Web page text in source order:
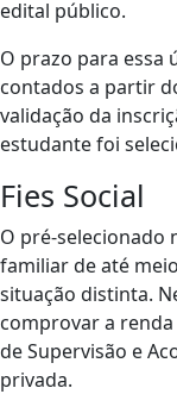
edital público.
O prazo para essa
contados a partir
validação da
estudante foi
Fies Social
O pré-selecionado
familiar de até
situação distinta.
comprovar a
de Supervisão e
privada.